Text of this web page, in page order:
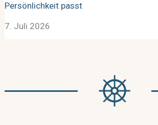
Persönlichkeit passt
7. Juli 2026